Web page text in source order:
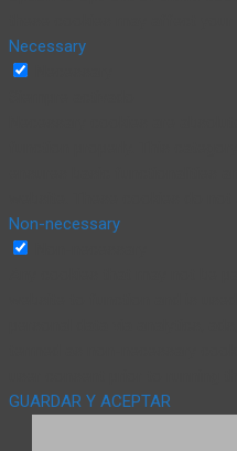
Necessary
Non-necessary
GUARDAR Y ACEPTAR